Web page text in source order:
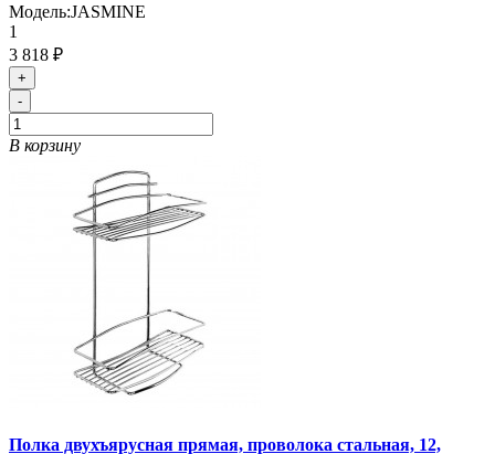
Модель:JASMINE
1
3 818 ₽
+
-
В корзину
Полка двухъярусная прямая, проволока стальная, 12,